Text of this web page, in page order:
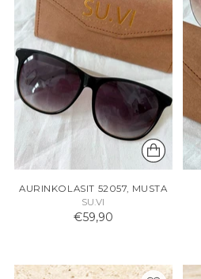
AURINKOLASIT 52057, MUSTA
SU.VI
€59,90